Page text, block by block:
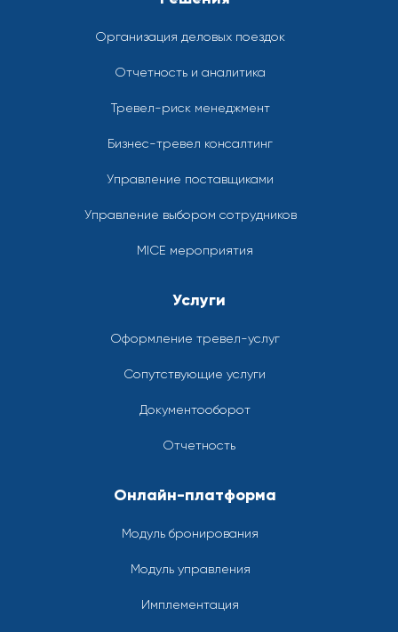
Организация деловых поездок
Отчетность и аналитика
Тревел-риск менеджмент
Бизнес-тревел консалтинг
Управление поставщиками
Управление выбором сотрудников
MICE мероприятия
Услуги
Оформление тревел-услуг
Сопутствующие услуги
Документооборот
Отчетность
Онлайн-платформа
Модуль бронирования
Модуль управления
Имплементация